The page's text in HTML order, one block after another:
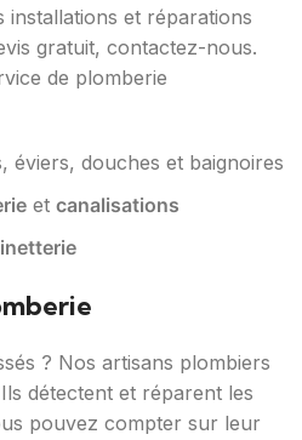
et réparations
gratuit, contactez-nous.
de plomberie
éviers, douches et baignoires
et canalisations
? Nos artisans plombiers
détectent et réparent les
pouvez compter sur leur